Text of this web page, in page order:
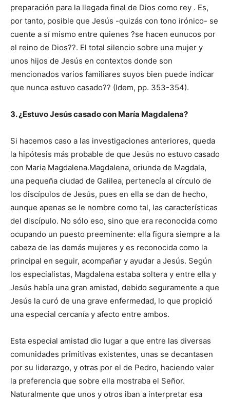
preparación para la llegada final de Dios como rey . Es,
por tanto, posible que Jesús -quizás con tono irónico- se
cuente a sí mismo entre quienes ?se hacen eunucos por
el reino de Dios??. El total silencio sobre una mujer y
unos hijos de Jesús en contextos donde son
mencionados varios familiares suyos bien puede indicar
que nunca estuvo casado?? (Idem, pp. 353-354).
3. ¿Estuvo Jesús casado con María Magdalena?
Si hacemos caso a las investigaciones anteriores, queda
la hipótesis más probable de que Jesús no estuvo casado
con Maria Magdalena.Magdalena, oriunda de Magdala,
una pequeña ciudad de Galilea, pertenecía al círculo de
los discípulos de Jesús, pues en ella se dan de hecho,
aunque apenas se le nombre como tal, las características
del discípulo. No sólo eso, sino que era reconocida como
ocupando un puesto preeminente: ella figura siempre a la
cabeza de las demás mujeres y es reconocida como la
principal en seguir, acompañar y ayudar a Jesús. Según
los especialistas, Magdalena estaba soltera y entre ella y
Jesús había una gran amistad, debido seguramente a que
Jesús la curó de una grave enfermedad, lo que propició
una especial cercanía y afecto entre ambos.
Esta especial amistad dio lugar a que entre las diversas
comunidades primitivas existentes, unas se decantasen
por su liderazgo, y otras por el de Pedro, haciendo valer
la preferencia que sobre ella mostraba el Señor.
Naturalmente que unos y otros iban a interpretar esa